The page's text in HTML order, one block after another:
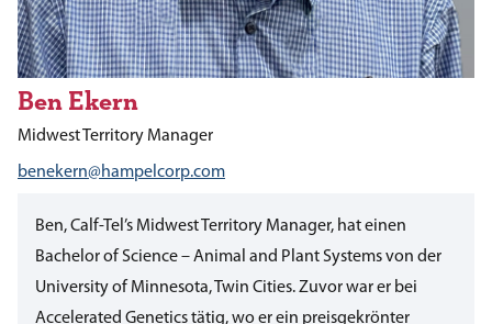
Ben Ekern
Midwest Territory Manager
benekern@hampelcorp.com
Ben, Calf-Tel’s Midwest Territory Manager, hat einen
Bachelor of Science – Animal and Plant Systems von der
University of Minnesota, Twin Cities. Zuvor war er bei
Accelerated Genetics tätig, wo er ein preisgekrönter